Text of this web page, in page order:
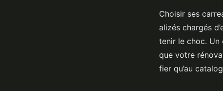
Choisir ses
alizés chargés
tenir le choc. Un
que votre
fier qu’au